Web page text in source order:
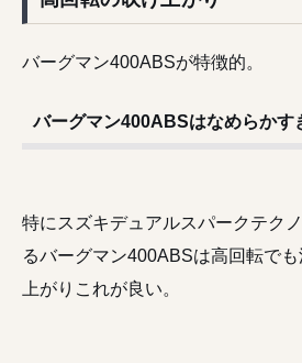
バーグマン400ABSが特徴的。
バーグマン400ABSはなめらかす
特にスズキデュアルスパークテク
るバーグマン400ABSは高回転で
上がりこれが良い。